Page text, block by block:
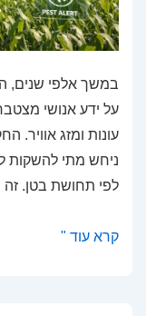
במשך אלפי שנים,
על ידע אנושי
עונות ומזג אוויר.
ניחש מתי להשקות
לפי תחושת בטן.
מהפכת
קרא עוד "